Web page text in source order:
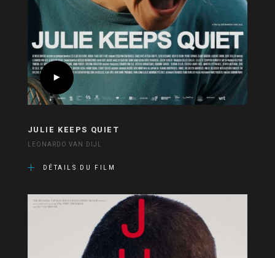
JULIE KEEPS QUIET
LEONARDO VAN DIJL
DÉTAILS DU FILM